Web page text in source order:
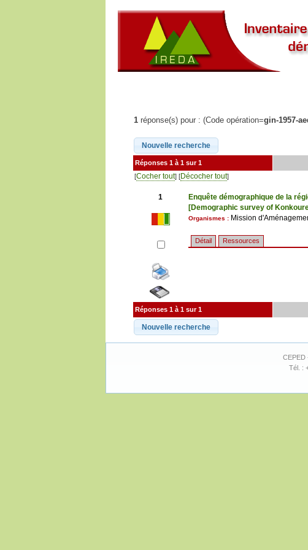
1 réponse(s) pour : (Code opération=gin-1957-
Réponses 1 à 1 sur 1
[Cocher tout] [Décocher tout]
1
Enquête démographique de la
[Demographic survey of
Organismes : Mission
Détail Ressources
Réponses 1 à 1 sur 1
CEPED
Tél. :